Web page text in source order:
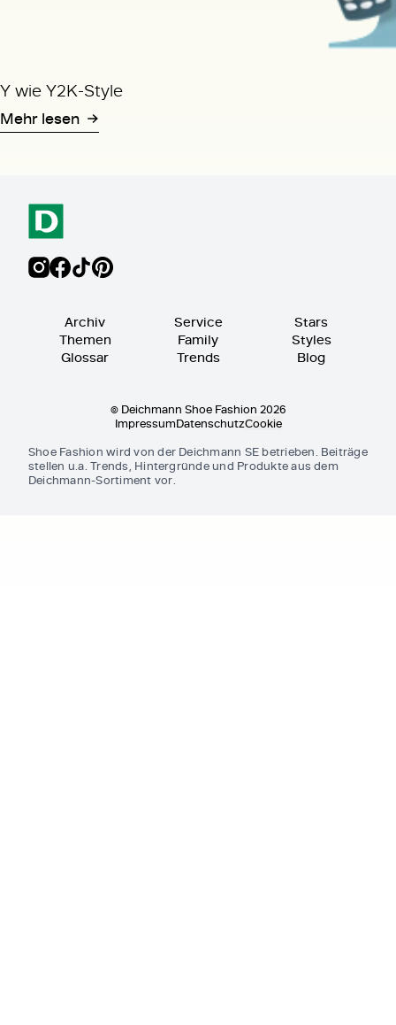
Y wie Y2K-Style
Mehr lesen
Archiv
Themen
Glossar
Service
Family
Trends
Stars
Styles
Blog
© Deichmann Shoe Fashion 2026
ImpressumDatenschutzCookie
Shoe Fashion wird von der Deichmann SE betrieben. Beiträge
stellen u.a. Trends, Hintergründe und Produkte aus dem
Deichmann-Sortiment vor.